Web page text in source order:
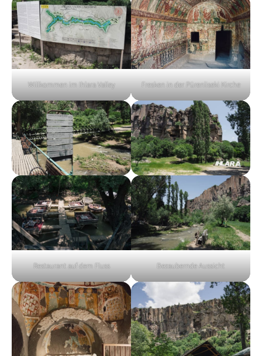
Willkommen im Ihlara Valley Fresken in der Pürenliseki Kirche
Restaurant auf dem Fluss Bezaubernde Aussicht